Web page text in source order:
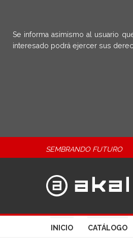
Se informa asimismo al usuario
interesado podrá ejercer sus
SEMBRANDO FUTURO
INICIO CATÁLOGO